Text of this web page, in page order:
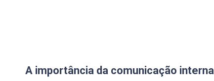
A importância da comunicação interna